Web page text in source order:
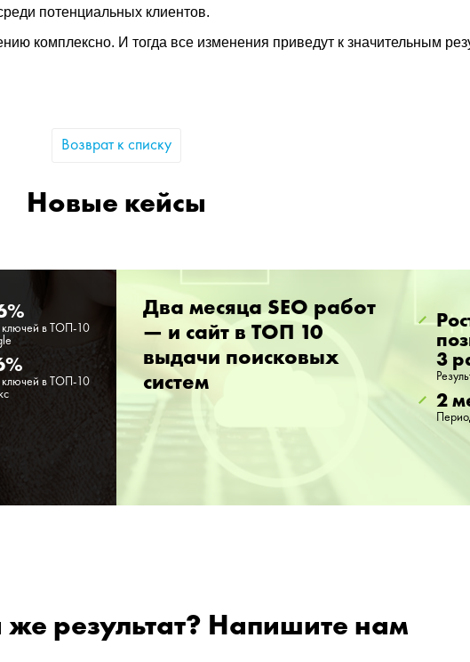
потенциальных клиентов.
комплексно. И тогда все изменения приведут к значительным
Возврат к списку
Новые кейсы
ключей в ТОП-10
ключей в ТОП-10
Два месяца SEO работ
— и сайт в ТОП 10
выдачи поисковых
систем
3
2
же результат? Напишите нам